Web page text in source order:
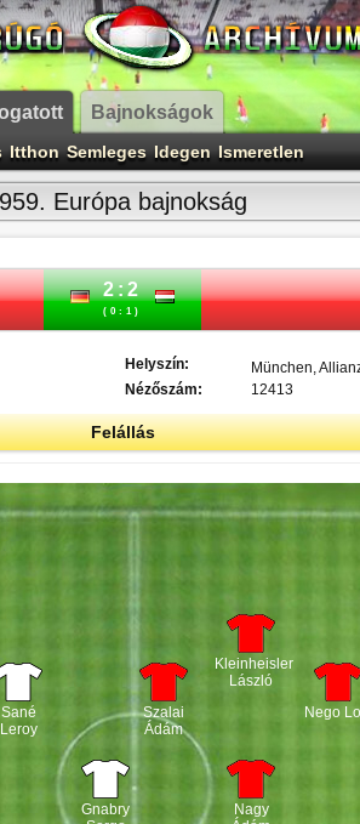
Bajnokságok
Itthon Semleges Idegen Ismeretlen
959. Európa bajnokság
2:2
(0:1)
Helyszín:
München,
Nézőszám: 12413
Felállás
Sané
Leroy
Gnabry
Nego
Nagy
Kleinheisler
László
Szalai
Ádám